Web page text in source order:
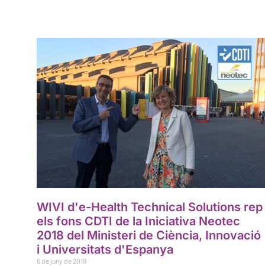
WIVI d'e-Health Technical Solutions rep
els fons CDTI de la Iniciativa Neotec
2018 del Ministeri de Ciència, Innovació
i Universitats d'Espanya
6 de juny de 2019